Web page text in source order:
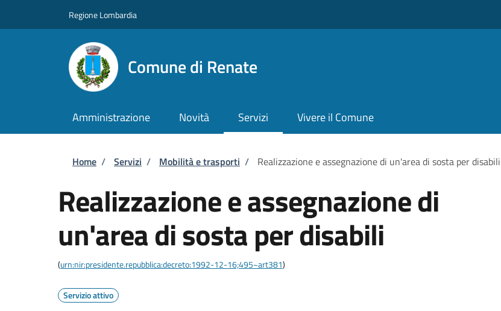
Regione Lombardia
Comune di Renate
Amministrazione Novità Servizi Vivere il Comune
Briciole di pane
Home / Servizi / Mobilità e trasporti / Realizzazione e assegnazione di un'area di sosta per disabili
Realizzazione e assegnazione di
un'area di sosta per disabili
(urn:nir:presidente.repubblica:decreto:1992-12-16;495~art381)
Servizio attivo